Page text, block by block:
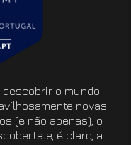
descobrir o mundo
novas
(e não apenas), o
e, é claro, a